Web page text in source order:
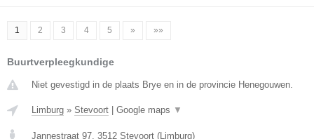
1 2 3 4 5 » »»
Buurtverpleegkundige
Niet gevestigd in de plaats Brye en in de provincie Henegouwen.
Limburg » Stevoort Google maps ▼
Jannestraat 97, 3512 Stevoort (Limburg)